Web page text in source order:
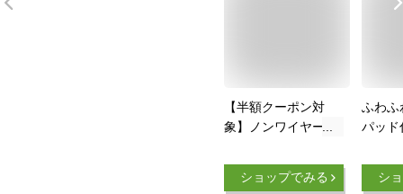
【半額クーポン対
象】ノンワイヤーブ
トブラ 美バスト レ
ース パット 下着 ラ
ショップでみる
ふわふ
パッド
夜 快
ー ハ
シ